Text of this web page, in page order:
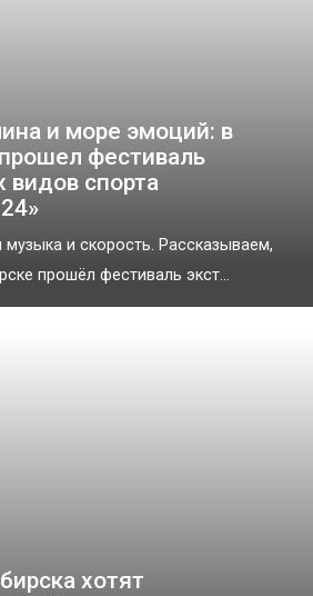
и море эмоций: в
фестиваль
видов спорта
и скорость. Рассказываем,
прошёл фестиваль экст...
хотят